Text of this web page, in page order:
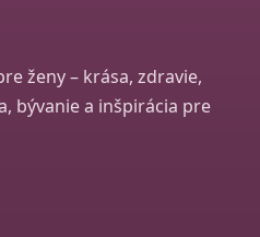
ženy – krása, zdravie,
bývanie a inšpirácia pre